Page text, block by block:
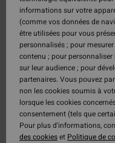
informations sur votre
(comme vos données de
être utilisées pour vous
personnalisés ; pour
contenu ; pour
sur leur audience ; pour
partenaires. Vous pouvez
non les cookies soumis à
lorsque les cookies
consentement (tels que
Pour plus d'informations,
des cookieset Politique de